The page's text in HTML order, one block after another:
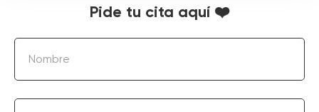
Pide tu cita aquí ❤️
Nombre